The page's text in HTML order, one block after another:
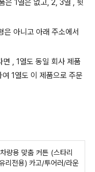
은 1열은 없고, 2, 3열 , 뒷
은 아니고 아래 주소에서
, 1열도 동일 회사 제품
1열도 이 제품으로 주문
량용 맞춤 커튼 (스타리
리전용) 카고/투어러/라운